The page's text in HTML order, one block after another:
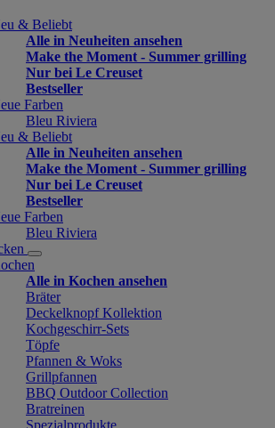
& Beliebt
Alle in Neuheiten ansehen
Make the Moment - Summer grilling
Nur bei Le Creuset
Bestseller
Farben
Bleu Riviera
& Beliebt
Alle in Neuheiten ansehen
Make the Moment - Summer grilling
Nur bei Le Creuset
Bestseller
Farben
Bleu Riviera
Alle in Kochen ansehen
Bräter
Deckelknopf Kollektion
Kochgeschirr-Sets
Töpfe
Pfannen & Woks
Grillpfannen
BBQ Outdoor Collection
Bratreinen
Spezialprodukte